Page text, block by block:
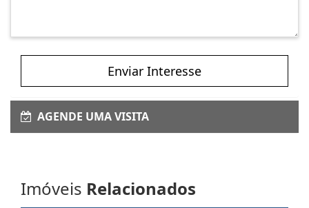
Enviar Interesse
AGENDE UMA VISITA
Imóveis Relacionados